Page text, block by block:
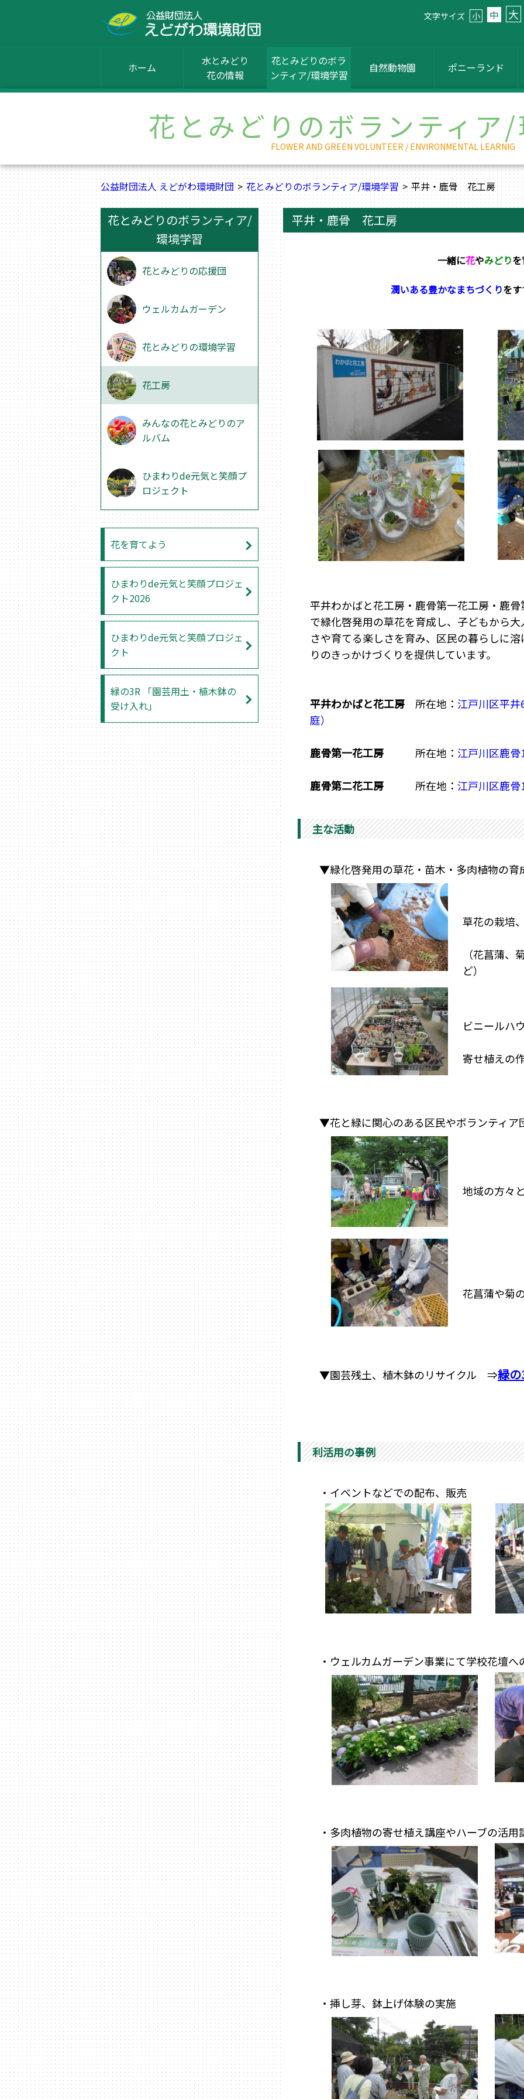
文字サイズ 小 中 大
ホーム
水とみどり
花の情報
花とみどりのボラ
ンティア/環境学習
自然動物園 ポニーランド
花とみどりのボランティア
FLOWER AND GREEN VOLUNTEER / ENVIRONMENTAL LEARNIG
公益財団法人 えどがわ環境財団 花とみどりのボランティア/環境学習 平井・鹿骨 花工房
平井・鹿骨 花工房
一緒に花やみどり
潤いある豊かなまちづくりを
平井わかばと花工房・鹿骨第一花工房・鹿
で緑化啓発用の草花を育成し、子どもから
さや育てる楽しさを育み、区民の暮らしに
りのきっかけづくりを提供しています。
平井わかばと花工房 所在地： 江戸川区平
庭）
鹿骨第一花工房 所在地： 江戸川区鹿
鹿骨第二花工房 所在地： 江戸川区鹿
主な活動
▼緑化啓発用の草花・苗木・多肉植物の育
草花の栽培
（花菖蒲、
ど）
ビニールハ
寄せ植えの
▼花と緑に関心のある区民やボランティア
地域の方々
花菖蒲や菊
▼園芸残土、植木鉢のリサイクル ⇒緑の
利活用の事例
・イベントなどでの配布、販売
・ウェルカムガーデン事業にて学校花壇へ
・多肉植物の寄せ植え講座やハーブの活
・挿し芽、鉢上げ体験の実施
花とみどりのボランティア/
環境学習
花とみどりの応援団
ウェルカムガーデン
花とみどりの環境学習
花工房
みんなの花とみどりのア
ルバム
ひまわりde元気と笑顔プ
ロジェクト
花を育てよう
ひまわりde元気と笑顔プロジェ
クト2026
ひまわりde元気と笑顔プロジェ
クト
緑の3R 「園芸用土・植木鉢の
受け入れ」